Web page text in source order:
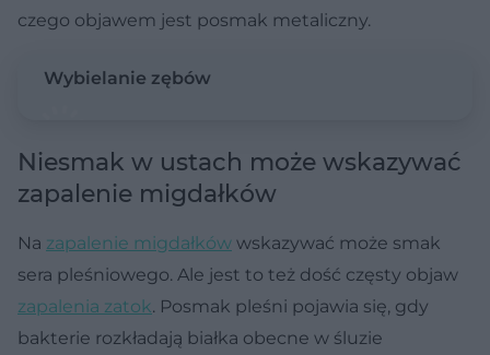
czego objawem jest posmak metaliczny.
Wybielanie zębów
Niesmak w ustach może wskazywać
zapalenie migdałków
Na zapalenie migdałków wskazywać może smak
sera pleśniowego. Ale jest to też dość częsty objaw
zapalenia zatok. Posmak pleśni pojawia się, gdy
bakterie rozkładają białka obecne w śluzie